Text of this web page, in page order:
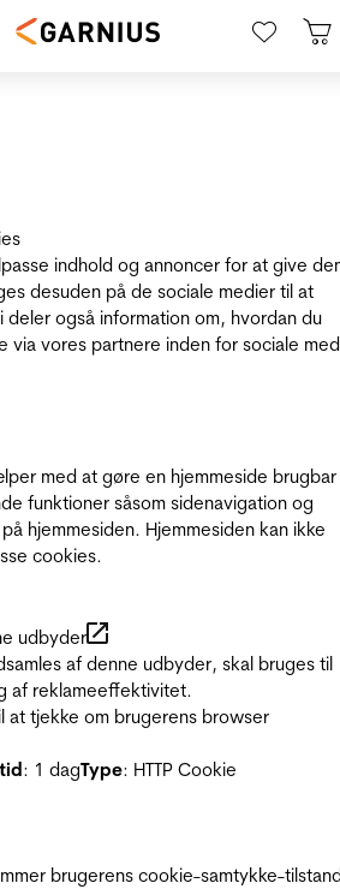
indhold og annoncer for at give
desuden på de sociale medier til at
også information om, hvordan du
via vores partnere inden for sociale
med at gøre en hjemmeside
funktioner såsom sidenavigation og
hjemmesiden. Hjemmesiden kan ikke
cookies.
udbyder
af denne udbyder, skal bruges til
af reklameeffektivitet.
at tjekke om brugerens browser
: 1 dagType: HTTP Cookie
brugerens cookie-samtykke-